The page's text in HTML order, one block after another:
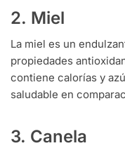
2. Miel
La miel es un
propiedades
contiene calorías y
saludable en
3. Canela